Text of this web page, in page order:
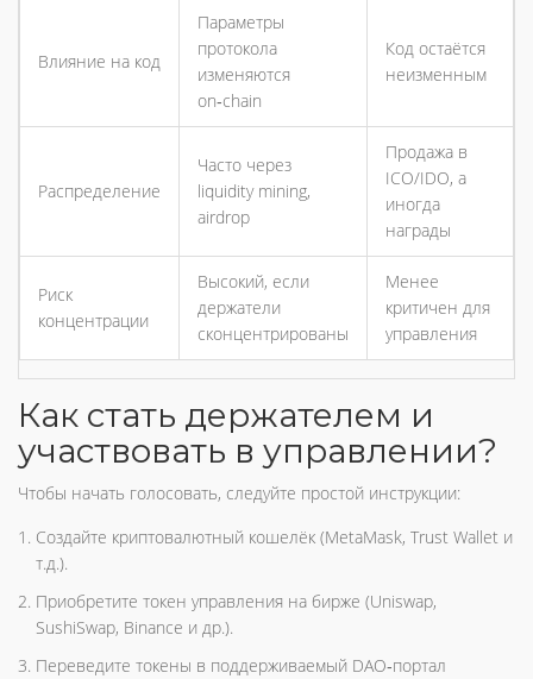
Влияние на код
Параметры
протокола
изменяются
on‑chain
Код остаётся
неизменным
Распределение
Часто через
liquidity mining,
airdrop
Продажа в
ICO/IDO, а
иногда
награды
Риск
концентрации
Высокий, если
держатели
сконцентрированы
Менее
критичен для
управления
Как стать держателем и
участвовать в управлении?
Чтобы начать голосовать, следуйте простой инструкции:
Создайте криптовалютный кошелёк (MetaMask, Trust Wallet и
т.д.).
Приобретите токен управления на бирже (Uniswap,
SushiSwap, Binance и др.).
Переведите токены в поддерживаемый DAO‑портал